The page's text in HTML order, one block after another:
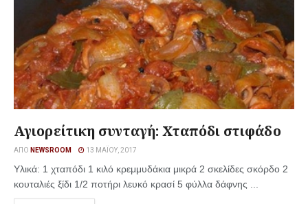
Αγιορείτικη συνταγή: Χταπόδι στιφάδο
ΑΠΌ NEWSROOM 13 ΜΑΪ́ΟΥ, 2017
Υλικά: 1 χταπόδι 1 κιλό κρεμμυδάκια μικρά 2 σκελίδες σκόρδο 2
κουταλιές ξίδι 1/2 ποτήρι λευκό κρασί 5 φύλλα δάφνης ...